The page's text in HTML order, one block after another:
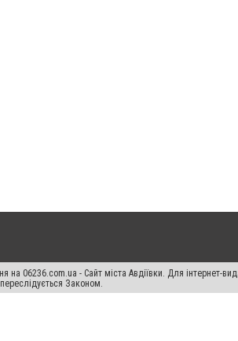
06236.com.ua - Сайт міста Авдіївки. Для інтернет-
Законом.